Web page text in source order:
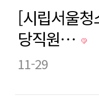
[시립서울
당직원…
11-29